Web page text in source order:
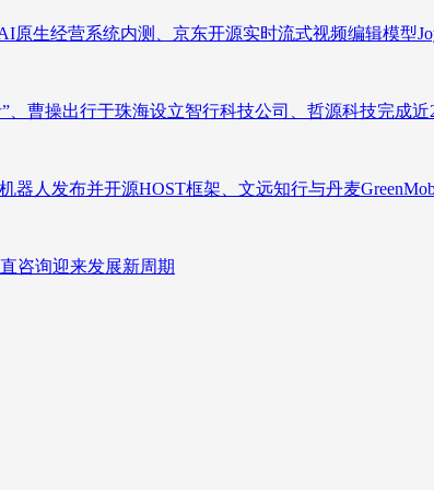
生经营系统内测、京东开源实时流式视频编辑模型
曹操出行于珠海设立智行科技公司、哲源科技完成
器人发布并开源HOST框架、文远知行与丹麦
咨询迎来发展新周期